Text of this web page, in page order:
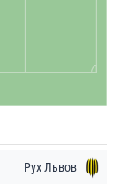
Рух Львов